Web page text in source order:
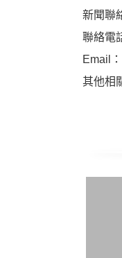
新聞聯
聯絡電
Email
其他相